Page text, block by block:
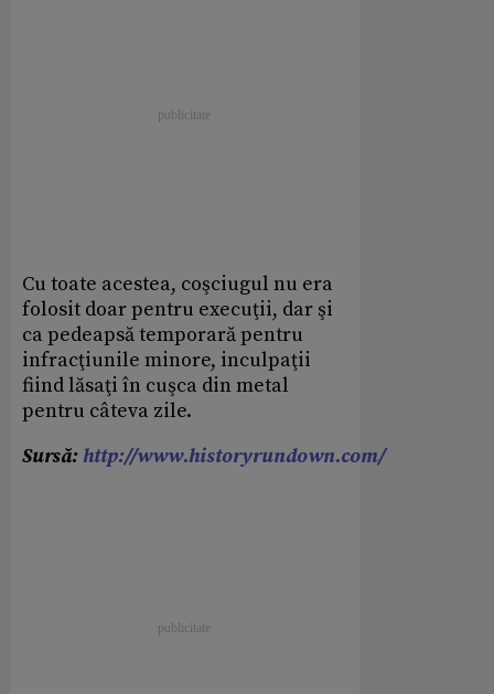
Cu toate acestea, coşciugul nu era
folosit doar pentru execuţii, dar şi
ca pedeapsă temporară pentru
infracţiunile minore, inculpaţii
fiind lăsaţi în cuşca din metal
pentru câteva zile.
Sursă: http://www.historyrundown.com/